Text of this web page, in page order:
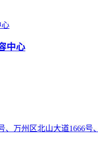
中心
、万州区北山大道1666